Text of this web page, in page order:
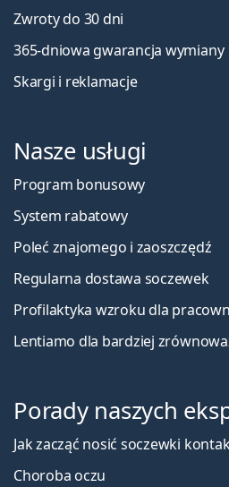
Zwroty do 30 dni
365-dniowa gwarancja wymiany
Skargi i reklamacje
Nasze usługi
Program bonusowy
System rabatowy
Poleć znajomego i zaoszczędź
Regularna dostawa soczewek
Profilaktyka wzroku dla
Lentiamo dla bardziej
Porady naszych
Jak zacząć nosić soczewki
Choroba oczu